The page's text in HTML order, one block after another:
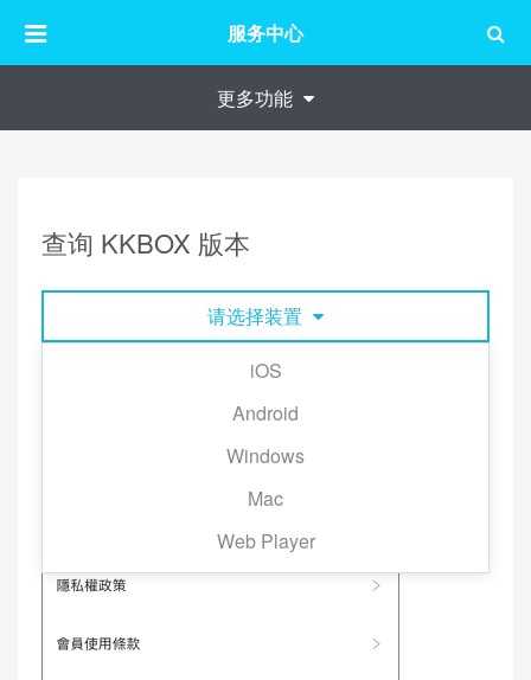
服务中心
更多功能
查询 KKBOX 版本
请选择装置
iOS
Android
Windows
Mac
Web Player
示 →「关于」→「版本」，即显示版本资讯。